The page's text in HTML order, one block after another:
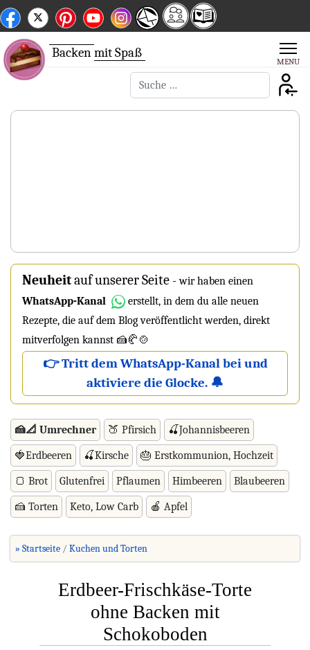
Backenmit Spaß
Suchen
Neuheitauf unserer Seite -wir haben einen
WhatsApp-Kanal
erstellt, in dem du alle neuen
Rezepte, die auf dem Blog veröffentlicht werden, direkt
mitverfolgen kannst 🍰🥐🍲
👉 Tritt dem WhatsApp-Kanal bei und
aktiviere die Glocke. 🔔
🍰📐 Umrechner 🍑 Pfirsich 🍒Johannisbeeren
🍓Erdbeeren 🍒Kirsche 🎂 Erstkommunion, Hochzeit
🍞 Brot Glutenfrei Pflaumen Himbeeren Blaubeeren
🍰 Torten Keto, Low Carb 🍎 Apfel
» Startseite Kuchen und Torten
Erdbeer-Frischkäse-Torte
ohne Backen mit
Schokoboden